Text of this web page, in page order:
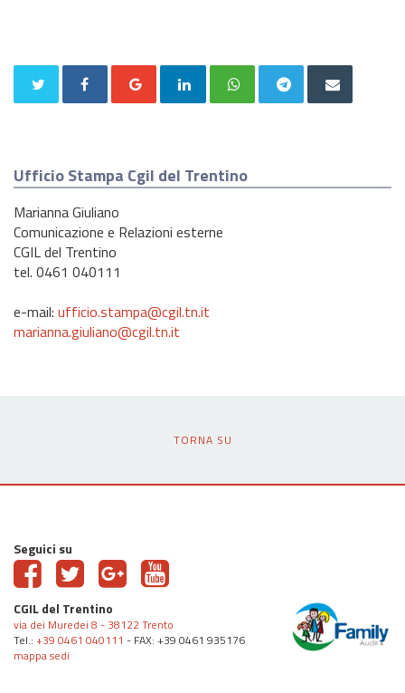
Ufficio Stampa Cgil del Trentino
Marianna Giuliano
Comunicazione e Relazioni esterne
CGIL del Trentino
tel. 0461 040111
e-mail: ufficio.stampa@cgil.tn.it
marianna.giuliano@cgil.tn.it
TORNA SU
Seguici su
CGIL del Trentino
via dei Muredei 8 - 38122 Trento
Tel.: +39 0461 040111 - FAX: +39 0461 935176
mappa sedi